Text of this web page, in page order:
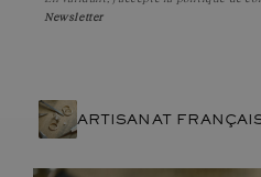
Newsletter
ARTISANAT